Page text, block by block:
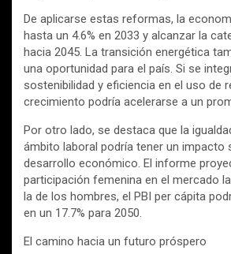
De aplicarse estas reformas, la
hasta un 4.6% en 2033 y alcanzar la
hacia 2045. La transición energética
una oportunidad para el país. Si se
sostenibilidad y eficiencia en el uso de
crecimiento podría acelerarse a un
Por otro lado, se destaca que la
ámbito laboral podría tener un impacto
desarrollo económico. El informe
participación femenina en el mercado
la de los hombres, el PBI per cápita
en un 17.7% para 2050.
El camino hacia un futuro próspero